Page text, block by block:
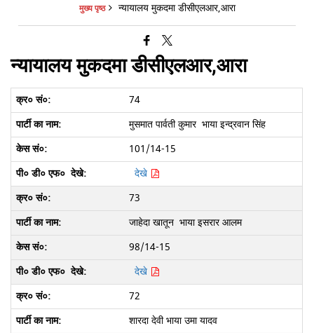
मुख्य पृष्ठ न्यायालय मुकदमा डीसीएलआर,आरा
न्यायालय मुकदमा डीसीएलआर,आरा
74
मुसमात पार्वती कुमार भाया इन्द्रवान सिंह
101/14-15
देखे
73
जाहेदा खातून भाया इसरार आलम
98/14-15
देखे
72
शारदा देवी भाया उमा यादव